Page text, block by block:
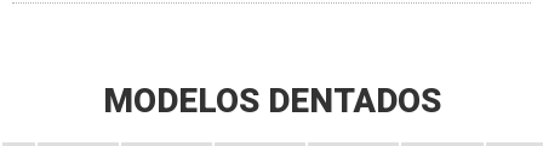
MODELOS DENTADOS